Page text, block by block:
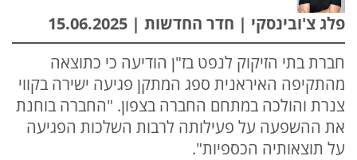
פלג צ'ובינסקי | חדר החדשות | 15.06.2025
חברת בתי הזיקוק לנפט בז"ן הודיעה כי כתוצאה
מהתקיפה האיראנית ספג המתקן פגיעה ישירה בקווי
צנרת והולכה במתחם החברה בצפון. "החברה בוחנת
את ההשפעה על פעילותה לרבות השלכות הפגיעה
על תוצאותיה הכספיות".